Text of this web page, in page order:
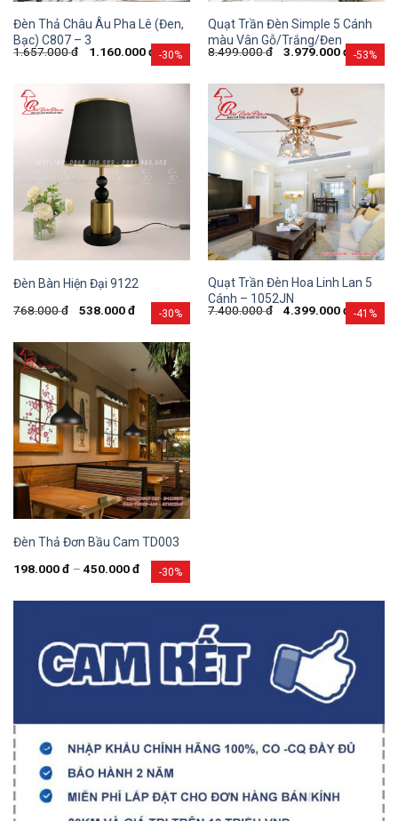
-30%
Đèn Thả Châu Âu Pha Lê (Đen,
Bạc) C807 – 3
1.657.000đ 1.160.000đ -53%
Quạt Trần Đèn Simple 5 Cánh
màu Vân Gỗ/Trắng/Đen
8.499.000đ 3.979.000đ
-30%
Đèn Bàn Hiện Đại 9122
768.000đ 538.000đ -41%
Quạt Trần Đèn Hoa Linh Lan 5
Cánh – 1052JN
7.400.000đ 4.399.000đ
-30%
Đèn Thả Đơn Bầu Cam TD003
198.000đ – 450.000đ